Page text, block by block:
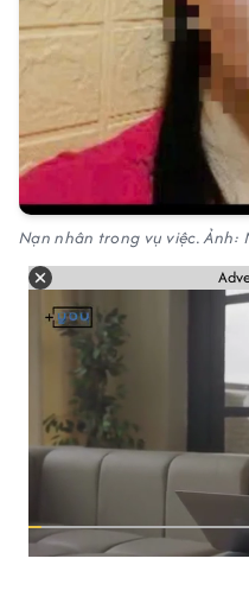
Nạn nhân trong vụ việc. Ảnh: